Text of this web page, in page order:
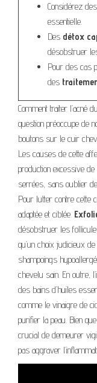
Considérez
essentielle.
Des détox
désobstruer
Pour des cas
des
Comment traiter l’acné
question préoccupe de
boutons sur le cuir
Les causes de cette
production excessive
serrées, sans oublier
Pour lutter contre cette
adaptée et ciblée.
désobstruer les
qu’un choix judicieux de
shampoings
chevelu sain. En outre,
des bains d’huiles
comme le vinaigre de
purifier la peau. Bien
crucial de demeurer
pas aggraver